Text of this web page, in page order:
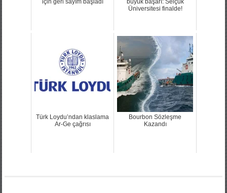
Üniversitesi finalde!
Türk Loydu’ndan klaslama
Ar-Ge çağrısı
Bourbon Sözleşme
Kazandı